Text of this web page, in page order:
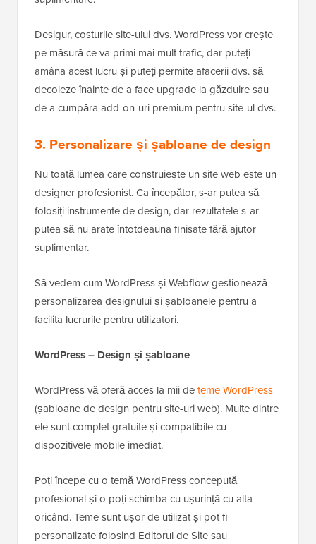
Desigur, costurile site-ului dvs. WordPress vor crește
pe măsură ce va primi mai mult trafic, dar puteți
amâna acest lucru și puteți permite afacerii dvs. să
decoleze înainte de a face upgrade la găzduire sau
de a cumpăra add-on-uri premium pentru site-ul dvs.
3. Personalizare și șabloane de design
Nu toată lumea care construiește un site web este un
designer profesionist. Ca începător, s-ar putea să
folosiți instrumente de design, dar rezultatele s-ar
putea să nu arate întotdeauna finisate fără ajutor
suplimentar.
Să vedem cum WordPress și Webflow gestionează
personalizarea designului și șabloanele pentru a
facilita lucrurile pentru utilizatori.
WordPress – Design și șabloane
WordPress vă oferă acces la mii deteme WordPress
(șabloane de design pentru site-uri web). Multe dintre
ele sunt complet gratuite și compatibile cu
dispozitivele mobile imediat.
Poți începe cu o temă WordPress concepută
profesional și o poți schimba cu ușurință cu alta
oricând. Teme sunt ușor de utilizat și pot fi
personalizate folosind Editorul de Site sau